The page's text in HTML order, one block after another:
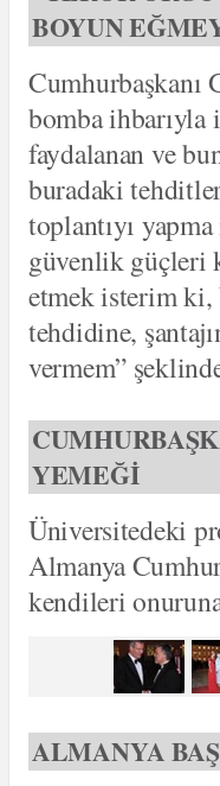
BOYUN
Cumhurbaşkanı
bomba
faydalanan ve
buradaki
toplantıyı yapma
güvenlik güçleri
etmek isterim ki,
tehdidine,
vermem”
YEMEĞİ
Üniversitedeki
Almanya
kendileri
ALMANYA